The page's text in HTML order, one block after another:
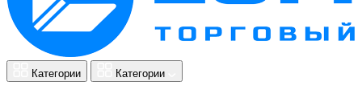
Категории Категории